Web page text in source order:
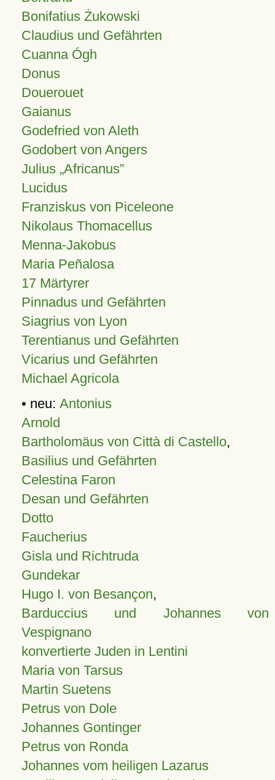
Bonifatius Żukowski
Claudius und Gefährten
Cuanna Ógh
Donus
Douerouet
Gaianus
Godefried von Aleth
Godobert von Angers
Julius Africanus
Lucidus
Franziskus von Piceleone
Nikolaus Thomacellus
Menna-Jakobus
Maria Peñalosa
17 Märtyrer
Pinnadus und Gefährten
Siagrius von Lyon
Terentianus und Gefährten
Vicarius und Gefährten
Michael Agricola
• neu: Antonius
Arnold
Bartholomäus von Città di Castello,
Basilius und Gefährten
Celestina Faron
Desan und Gefährten
Dotto
Faucherius
Gisla und Richtruda
Gundekar
Hugo I. von Besançon,
Barduccius und Johannes von
Vespignano
konvertierte Juden in Lentini
Maria von Tarsus
Martin Suetens
Petrus von Dole
Johannes Gontinger
Petrus von Ronda
Johannes vom heiligen Lazarus